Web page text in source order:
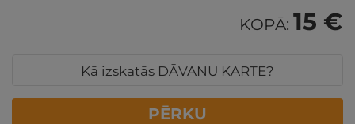
KOPĀ: 15 €
Kā izskatās DĀVANU KARTE?
PĒRKU